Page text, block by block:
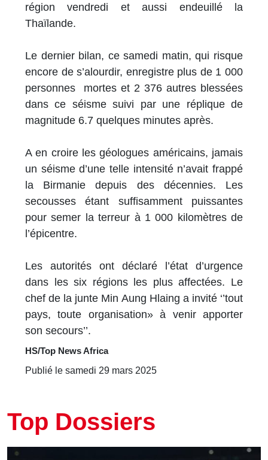
région vendredi et aussi endeuillé la
Thaïlande.
Le dernier bilan, ce samedi matin, qui risque
encore de s’alourdir, enregistre plus de 1 000
personnes mortes et 2 376 autres blessées
dans ce séisme suivi par une réplique de
magnitude 6.7 quelques minutes après.
A en croire les géologues américains, jamais
un séisme d’une telle intensité n’avait frappé
la Birmanie depuis des décennies. Les
secousses étant suffisamment puissantes
pour semer la terreur à 1 000 kilomètres de
l’épicentre.
Les autorités ont déclaré l’état d’urgence
dans les six régions les plus affectées. Le
chef de la junte Min Aung Hlaing a invité ‘’tout
pays, toute organisation» à venir apporter
son secours’’.
HS/Top News Africa
Publié le samedi 29 mars 2025
Top Dossiers